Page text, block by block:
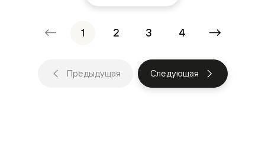
1 2 3 4
Предыдущая Следующая